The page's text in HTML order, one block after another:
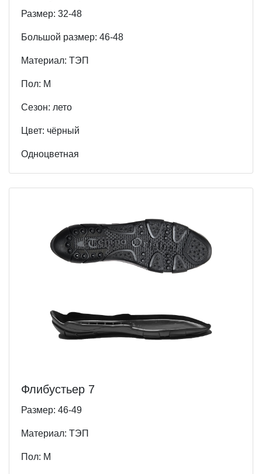
Размер: 32-48
Большой размер: 46-48
Материал: ТЭП
Пол: М
Cезон: лето
Цвет: чёрный
Одноцветная
Флибустьер 7
Размер: 46-49
Материал: ТЭП
Пол: М